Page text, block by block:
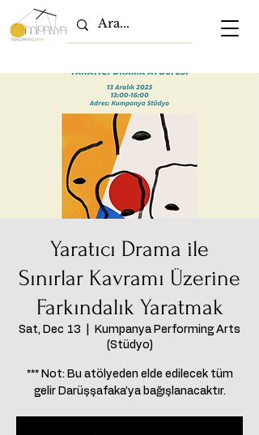
Yaratıcı Drama ile
Sınırlar Kavramı Üzerine
Farkındalık Yaratmak
Sat, Dec 13
Kumpanya Performing Arts
(Stüdyo)
*** Not: Bu atölyeden elde edilecek tüm
gelir Darüşşafaka’ya bağışlanacaktır.